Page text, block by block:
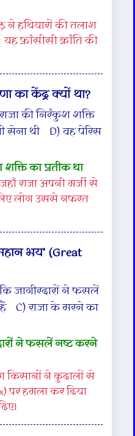
ने हथियारों की तलाश
फ्रांसीसी क्रांति की
का केंद्र क्यों था?
की निरंकुश शक्ति
सेना थी D) वह पेरिस
का प्रतीक था
राजा अपनी मर्जी से
लोग उससे नफरत
भय’ (Great
जागीरदारों ने फसलें
C) राजा के मरने का
ने फसलें नष्ट करने
किसानों ने कुदालों से
पर हमला कर दिया